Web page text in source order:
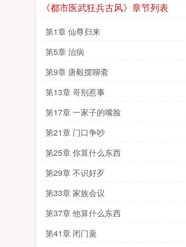
《都市医武狂兵古风》章节列表
第1章 仙尊归来
第5章 治病
第9章 唐毅摆聊斋
第13章 哥别惹事
第17章 一家子的嘴脸
第21章 门口争吵
第25章 你算什么东西
第29章 不识好歹
第33章 家族会议
第37章 他算什么东西
第41章 闭门羹